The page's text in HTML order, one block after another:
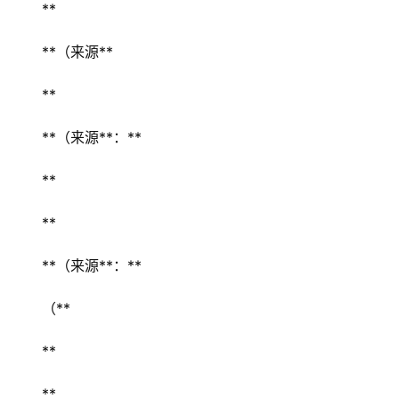
**
**（来源**
**
**（来源**：**
**
**
**（来源**：**
（**
**
**